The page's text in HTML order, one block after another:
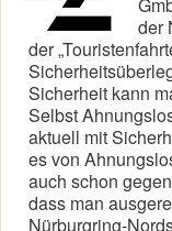
der
der
Sicherheit kann
Selbst
aktuell mit
es von
auch schon
dass man
Nürburgring-